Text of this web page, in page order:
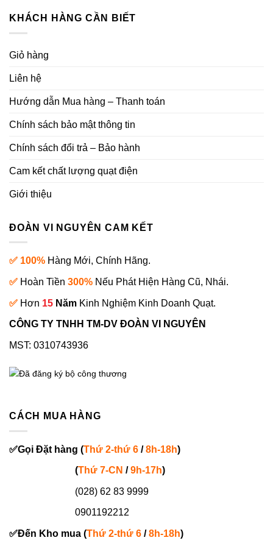
KHÁCH HÀNG CẦN BIẾT
Giỏ hàng
Liên hệ
Hướng dẫn Mua hàng – Thanh toán
Chính sách bảo mật thông tin
Chính sách đổi trả – Bảo hành
Cam kết chất lượng quạt điện
Giới thiệu
ĐOÀN VI NGUYÊN CAM KẾT
✅ 100% Hàng Mới, Chính Hãng.
✅ Hoàn Tiền 300% Nếu Phát Hiện Hàng Cũ, Nhái.
✅ Hơn 15 Năm Kinh Nghiệm Kinh Doanh Quạt.
CÔNG TY TNHH TM-DV ĐOÀN VI NGUYÊN
MST: 0310743936
CÁCH MUA HÀNG
✅Gọi Đặt hàng (Thứ 2-thứ 6 /8h-18h)
(Thứ 7-CN /9h-17h)
(028) 62 83 9999
0901192212
✅Đến Kho mua (Thứ 2-thứ 6 /8h-18h)